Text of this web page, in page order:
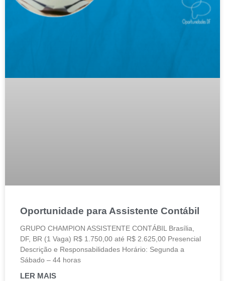
Oportunidade para Assistente Contábil
GRUPO CHAMPION ASSISTENTE CONTÁBIL Brasília,
DF, BR (1 Vaga) R$ 1.750,00 até R$ 2.625,00 Presencial
Descrição e Responsabilidades Horário: Segunda a
Sábado – 44 horas
LER MAIS